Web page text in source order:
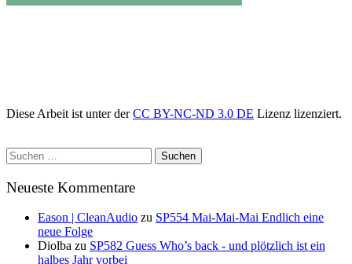
Diese Arbeit ist unter derCC BY-NC-ND 3.0 DE Lizenz lizenziert.
Suchen
nach:
Neueste Kommentare
Eason | CleanAudio zu SP554 Mai-Mai-Mai Endlich eine
neue Folge
Diolba zu SP582 Guess Who’s back - und plötzlich ist ein
halbes Jahr vorbei